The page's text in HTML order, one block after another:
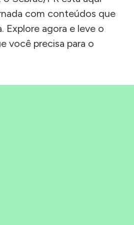
com conteúdos que
Explore agora e leve o
você precisa para o